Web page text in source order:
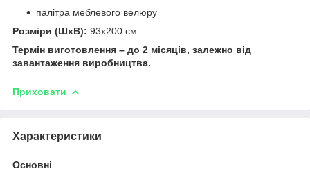
палітра меблевого велюру
Розміри (ШхВ): 93х200 см.
Термін виготовлення – до 2 місяців, залежно від
завантаження виробництва.
Приховати
Характеристики
Основні